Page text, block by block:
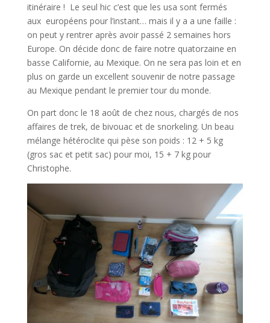
itinéraire ! Le seul hic c’est que les usa sont fermés
aux européens pour l’instant… mais il y a a une faille :
on peut y rentrer après avoir passé 2 semaines hors
Europe. On décide donc de faire notre quatorzaine en
basse Californie, au Mexique. On ne sera pas loin et en
plus on garde un excellent souvenir de notre passage
au Mexique pendant le premier tour du monde.
On part donc le 18 août de chez nous, chargés de nos
affaires de trek, de bivouac et de snorkeling. Un beau
mélange hétéroclite qui pèse son poids : 12 + 5 kg
(gros sac et petit sac) pour moi, 15 + 7 kg pour
Christophe.